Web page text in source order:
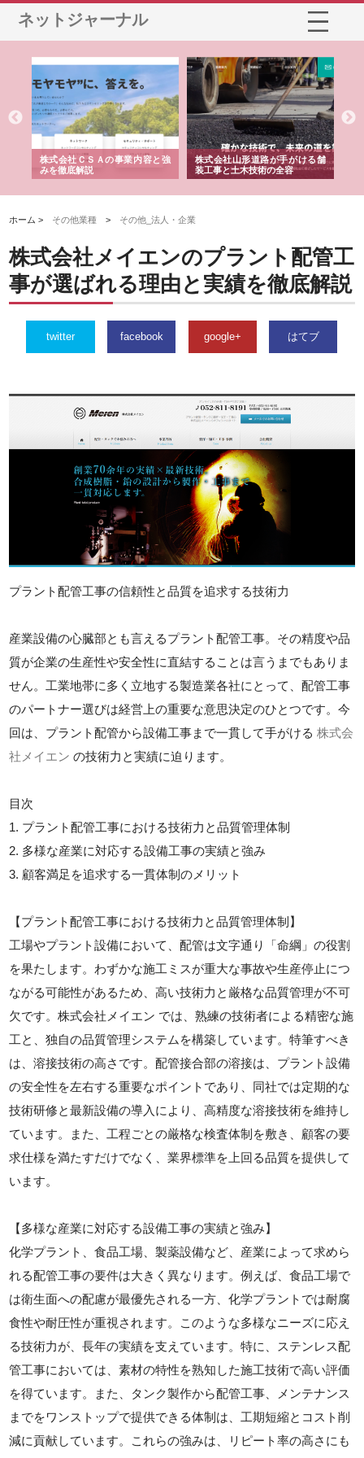
ネットジャーナル
株式会社ＣＳＡの事業内容と強
みを徹底解説
株式会社山形道路が手がける舗
装工事と土木技術の全容
ホーム > その他業種 > その他_法人・企業
株式会社メイエンのプラント配管工
事が選ばれる理由と実績を徹底解説
twitter facebook google+ はてブ
プラント配管工事の信頼性と品質を追求する技術力
産業設備の心臓部とも言えるプラント配管工事。その精度や品
質が企業の生産性や安全性に直結することは言うまでもありま
せん。工業地帯に多く立地する製造業各社にとって、配管工事
のパートナー選びは経営上の重要な意思決定のひとつです。今
回は、プラント配管から設備工事まで一貫して手がける株式会
社メイエン の技術力と実績に迫ります。
目次
1. プラント配管工事における技術力と品質管理体制
2. 多様な産業に対応する設備工事の実績と強み
3. 顧客満足を追求する一貫体制のメリット
【プラント配管工事における技術力と品質管理体制】
工場やプラント設備において、配管は文字通り「命綱」の役割
を果たします。わずかな施工ミスが重大な事故や生産停止につ
ながる可能性があるため、高い技術力と厳格な品質管理が不可
欠です。株式会社メイエン では、熟練の技術者による精密な施
工と、独自の品質管理システムを構築しています。特筆すべき
は、溶接技術の高さです。配管接合部の溶接は、プラント設備
の安全性を左右する重要なポイントであり、同社では定期的な
技術研修と最新設備の導入により、高精度な溶接技術を維持し
ています。また、工程ごとの厳格な検査体制を敷き、顧客の要
求仕様を満たすだけでなく、業界標準を上回る品質を提供して
います。
【多様な産業に対応する設備工事の実績と強み】
化学プラント、食品工場、製薬設備など、産業によって求めら
れる配管工事の要件は大きく異なります。例えば、食品工場で
は衛生面への配慮が最優先される一方、化学プラントでは耐腐
食性や耐圧性が重視されます。このような多様なニーズに応え
る技術力が、長年の実績を支えています。特に、ステンレス配
管工事においては、素材の特性を熟知した施工技術で高い評価
を得ています。また、タンク製作から配管工事、メンテナンス
までをワンストップで提供できる体制は、工期短縮とコスト削
減に貢献しています。これらの強みは、リピート率の高さにも